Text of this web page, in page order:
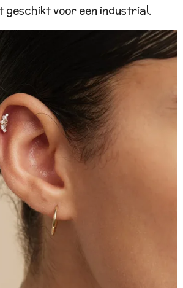
geschikt voor een industrial.